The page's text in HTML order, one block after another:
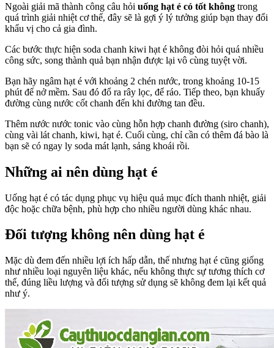
Ngoài giải mã thành công câu hỏi uống hạt é có tốt không trong
quá trình giải nhiệt cơ thể, đây sẽ là gợi ý lý tưởng giúp bạn thay đổi
khẩu vị cho cả gia đình.
Các bước thực hiện soda chanh kiwi hạt é không đòi hỏi quá nhiều
công sức, song thành quả bạn nhận được lại vô cùng tuyệt vời.
Bạn hãy ngâm hạt é với khoảng 2 chén nước, trong khoảng 10-15
phút để nở mềm. Sau đó đổ ra rây lọc, để ráo. Tiếp theo, bạn khuấy
đường cùng nước cốt chanh đến khi đường tan đều.
Thêm nước nước tonic vào cùng hỗn hợp chanh đường (siro chanh),
cùng vài lát chanh, kiwi, hạt é. Cuối cùng, chỉ cần có thêm đá bào là
bạn sẽ có ngay ly soda mát lạnh, sảng khoái rồi.
Những ai nên dùng hạt é
Uống hạt é có tác dụng phục vụ hiệu quả mục đích thanh nhiệt, giải
độc hoặc chữa bệnh, phù hợp cho nhiều người dùng khác nhau.
Đối tượng không nên dùng hạt é
Mặc dù đem đến nhiều lợi ích hấp dẫn, thế nhưng hạt é cũng giống
như nhiều loại nguyên liệu khác, nếu không thực sự tương thích cơ
thể, đúng liều lượng và đối tượng sử dụng sẽ không đem lại kết quả
như ý.